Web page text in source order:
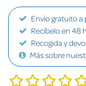
Envío gratuito a
Recíbelo en 48
Recogida y
Más sobre